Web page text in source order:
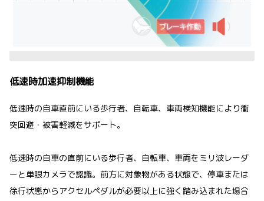
低速時加速抑制機能
低速時の自車直前にいる歩行者、自転車、車両検知機能により衝
突回避・被害軽減をサポート。
低速時の自車の直前にいる歩行者、自転車、車両をミリ波レーダ
ーと単眼カメラで認識。前方に対象物がある状態で、停車または
徐行状態からアクセルペダルが必要以上に強く踏み込まれた場合